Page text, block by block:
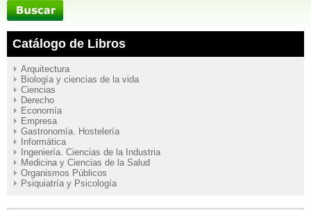
Catálogo de Libros
Arquitectura
Biología y ciencias de la vida
Ciencias
Derecho
Economía
Empresa
Gastronomía. Hostelería
Informática
Ingeniería. Ciencias de la Industria
Medicina y Ciencias de la Salud
Organismos Públicos
Psiquiatría y Psicología